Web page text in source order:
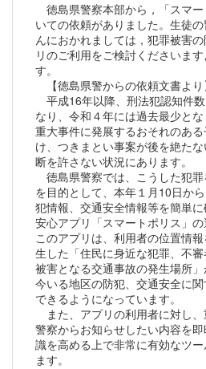
徳島県警察本部から，「スマ
いての依頼がありました。生徒
んにおかれましては，犯罪被害
リのご利用をご検討くださいま
す。
【徳島県警からの依頼文書より
平成16年以降、刑法犯認知件
なり、令和４年には過去最少とな
重大事件に発展するおそれのあ
け、つきまとい事案が後を絶た
断を許さない状況にあります。
徳島県警察では、こうした犯
を目的として、本年１月10日か
犯情報、交通安全情報等を簡単
安心アプリ「スマートポリス」の
このアプリは、利用者の位置情
生した「住民に身近な犯罪、不
被害となる交通事故の発生場所」
今いる地区の防犯、交通安全に
できるようになっています。
また、アプリの利用者に対し、
警察からお知らせしたい内容を
識を高める上で非常に有効なツ
ます。